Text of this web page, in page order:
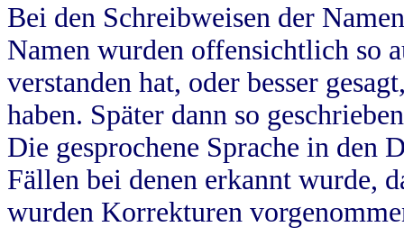
Bei den Schreibweisen der
Namen wurden offensichtlich so
verstanden hat, oder besser
haben. Später dann so
Die gesprochene Sprache in
Fällen bei denen erkannt wurde,
wurden Korrekturen